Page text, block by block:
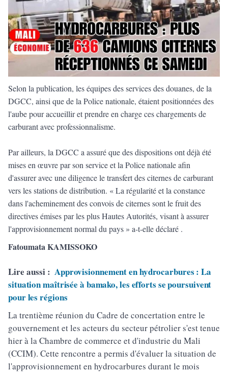
Selon la publication, les équipes des services des douanes, de la
DGCC, ainsi que de la Police nationale, étaient positionnées des
l'aube pour accueillir et prendre en charge ces chargements de
carburant avec professionnalisme.
Par ailleurs, la DGCC a assuré que des dispositions ont déjà été
mises en œuvre par son service et la Police nationale afin
d'assurer avec une diligence le transfert des citernes de carburant
vers les stations de distribution. « La régularité et la constance
dans l'acheminement des convois de citernes sont le fruit des
directives émises par les plus Hautes Autorités, visant à assurer
l'approvisionnement normal du pays » a-t-elle déclaré .
Fatoumata KAMISSOKO
Lire aussi : Approvisionnement en hydrocarbures : La
situation maîtrisée à bamako, les efforts se poursuivent
pour les régions
La trentième réunion du Cadre de concertation entre le
gouvernement et les acteurs du secteur pétrolier s'est tenue
hier à la Chambre de commerce et d'industrie du Mali
(CCIM). Cette rencontre a permis d'évaluer la situation de
l'approvisionnement en hydrocarbures durant le mois